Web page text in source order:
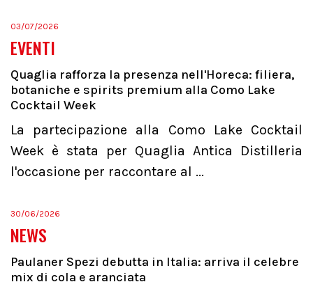
03/07/2026
EVENTI
Quaglia rafforza la presenza nell'Horeca: filiera,
botaniche e spirits premium alla Como Lake
Cocktail Week
La partecipazione alla Como Lake Cocktail
Week è stata per Quaglia Antica Distilleria
l'occasione per raccontare al ...
30/06/2026
NEWS
Paulaner Spezi debutta in Italia: arriva il celebre
mix di cola e aranciata